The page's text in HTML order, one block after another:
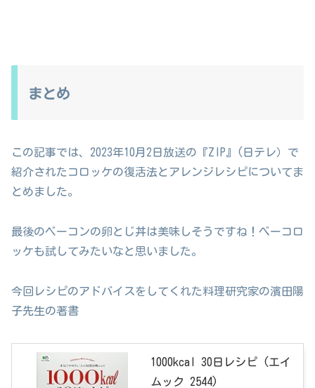
まとめ
この記事では、2023年10月2日放送の『ZIP』(日テレ）で
紹介されたコロッケの復活法とアレンジレシピについてま
とめました。
最後のベーコンの卵とじ丼は美味しそうですね！べーコロ
ッケも試してみたいなと思いました。
今回レシピのアドバイスをしてくれた料理研究家の濱田陽
子先生の著書
1000kcal 30日レシピ (エイ
ムック 2544)